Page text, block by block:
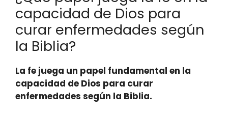
capacidad de Dios para
curar enfermedades según
la Biblia?
La fe juega un papel fundamental en la
capacidad de Dios para curar
enfermedades según la Biblia.